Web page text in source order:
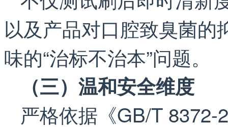
以及产品对口腔致臭菌
味的“治标不治本”问题。
（三）温和安全维度
严格依据《GB/T